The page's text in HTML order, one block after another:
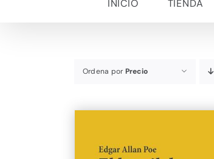
INICIO TIENDA
Ordena por Precio